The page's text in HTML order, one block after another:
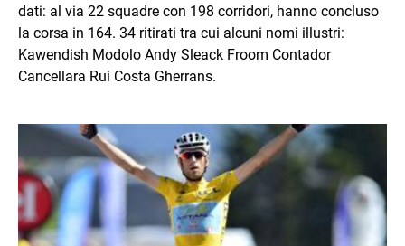
dati: al via 22 squadre con 198 corridori, hanno concluso
la corsa in 164. 34 ritirati tra cui alcuni nomi illustri:
Kawendish Modolo Andy Sleack Froom Contador
Cancellara Rui Costa Gherrans.
Immagine